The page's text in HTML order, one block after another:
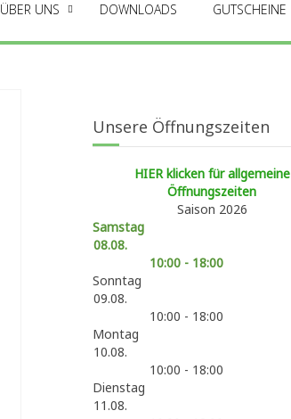
ÜBER UNS DOWNLOADS GUTSCHEINE
Unsere Öffnungszeiten
HIER klicken für allgemeine
Öffnungszeiten
Saison 2026
Samstag
08.08.
10:00 - 18:00
Sonntag
09.08.
10:00 - 18:00
Montag
10.08.
10:00 - 18:00
Dienstag
11.08.